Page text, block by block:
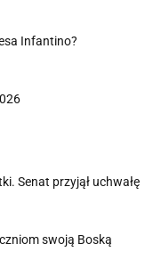
Infantino?
Senat przyjął uchwałę
swoją Boską